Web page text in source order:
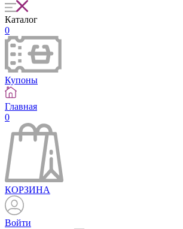
Каталог
0
Купоны
Главная
0
КОРЗИНА
Войти